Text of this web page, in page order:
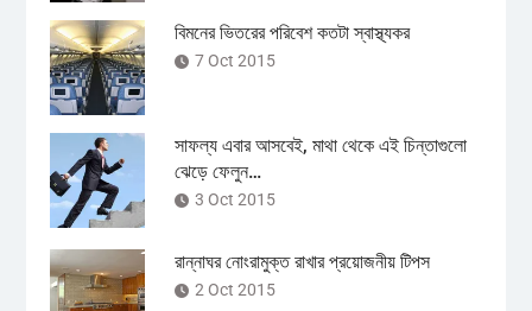
বিমনের ভিতরের পরিবেশ কতটা স্বাস্থ্যকর
7 Oct 2015
সাফল্য এবার আসবেই, মাথা থেকে এই চিন্তাগুলো
ঝেড়ে ফেলুন…
3 Oct 2015
রান্নাঘর নোংরামুক্ত রাখার প্রয়োজনীয় টিপস
2 Oct 2015